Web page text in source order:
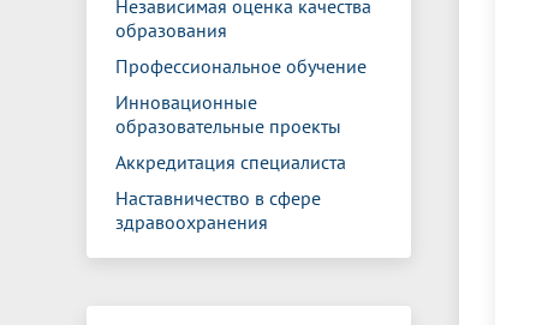
Независимая оценка качества
образования
Профессиональное обучение
Инновационные
образовательные проекты
Аккредитация специалиста
Наставничество в сфере
здравоохранения